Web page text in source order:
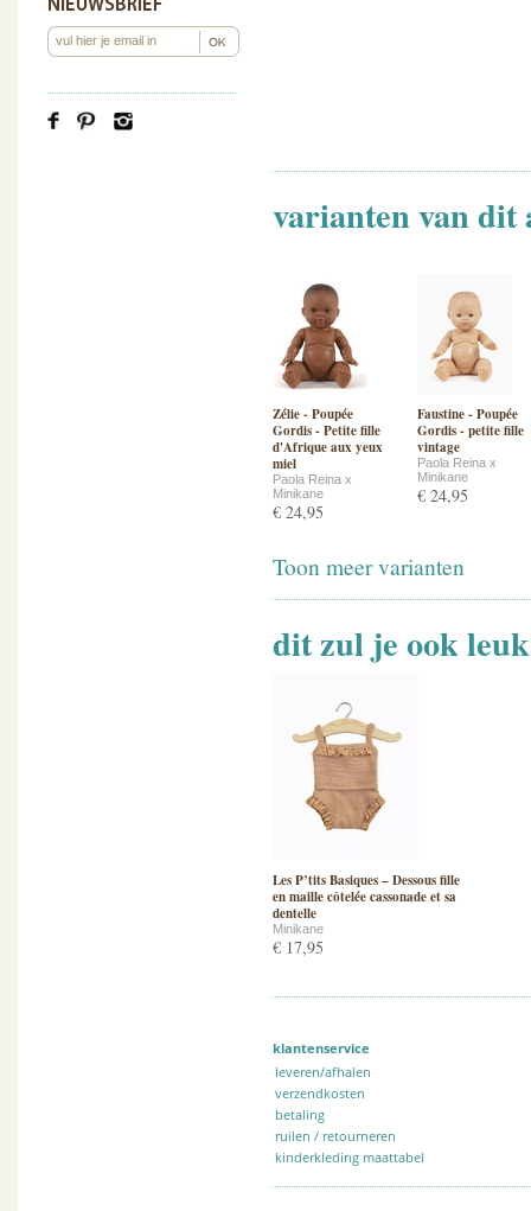
varianten van
Zélie - Poupée
Gordis - Petite fille
d'Afrique aux yeux
miel
Paola Reina x
Minikane
€ 24,95
Faustine - Poupée
Gordis - petite fille
vintage
Paola Reina x
Minikane
€ 24,95
Toon meer varianten
dit zul je ook
Les P’tits Basiques – Dessous fille
en maille côtelée cassonade et sa
dentelle
Minikane
€ 17,95
klantenservice
leveren/afhalen
verzendkosten
betaling
ruilen / retourneren
kinderkleding maattabel